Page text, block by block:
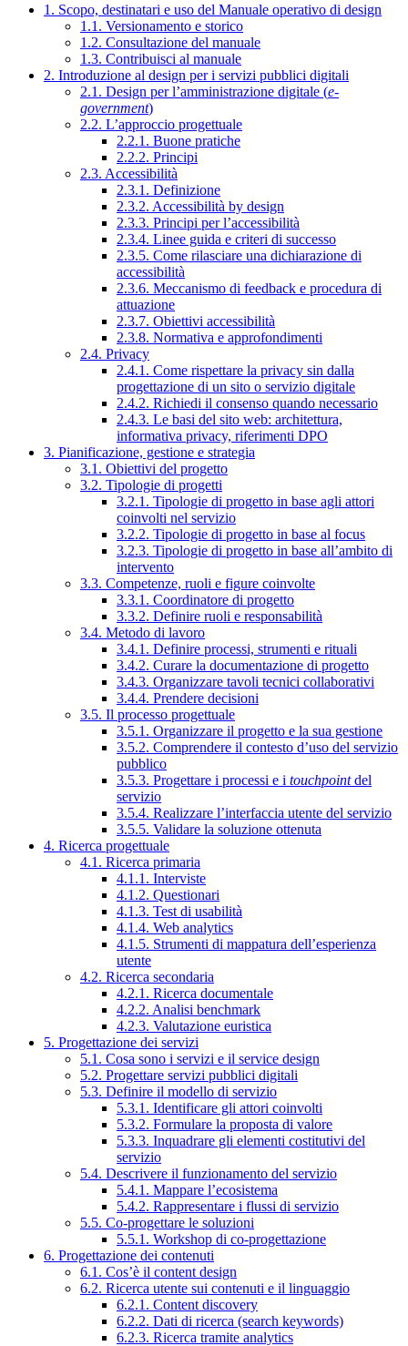
1. Scopo, destinatari e uso del Manuale operativo di design
1.1. Versionamento e storico
1.2. Consultazione del manuale
1.3. Contribuisci al manuale
2. Introduzione al design per i servizi pubblici digitali
2.1. Design per l’amministrazione digitale (e-
government)
2.2. L’approccio progettuale
2.2.1. Buone pratiche
2.2.2. Principi
2.3. Accessibilità
2.3.1. Definizione
2.3.2. Accessibilità by design
2.3.3. Principi per l’accessibilità
2.3.4. Linee guida e criteri di successo
2.3.5. Come rilasciare una dichiarazione di
accessibilità
2.3.6. Meccanismo di feedback e procedura di
attuazione
2.3.7. Obiettivi accessibilità
2.3.8. Normativa e approfondimenti
2.4. Privacy
2.4.1. Come rispettare la privacy sin dalla
progettazione di un sito o servizio digitale
2.4.2. Richiedi il consenso quando necessario
2.4.3. Le basi del sito web: architettura,
informativa privacy, riferimenti DPO
3. Pianificazione, gestione e strategia
3.1. Obiettivi del progetto
3.2. Tipologie di progetti
3.2.1. Tipologie di progetto in base agli attori
coinvolti nel servizio
3.2.2. Tipologie di progetto in base al focus
3.2.3. Tipologie di progetto in base all’ambito di
intervento
3.3. Competenze, ruoli e figure coinvolte
3.3.1. Coordinatore di progetto
3.3.2. Definire ruoli e responsabilità
3.4. Metodo di lavoro
3.4.1. Definire processi, strumenti e rituali
3.4.2. Curare la documentazione di progetto
3.4.3. Organizzare tavoli tecnici collaborativi
3.4.4. Prendere decisioni
3.5. Il processo progettuale
3.5.1. Organizzare il progetto e la sua gestione
3.5.2. Comprendere il contesto d’uso del servizio
pubblico
3.5.3. Progettare i processi e i touchpointdel
servizio
3.5.4. Realizzare l’interfaccia utente del servizio
3.5.5. Validare la soluzione ottenuta
4. Ricerca progettuale
4.1. Ricerca primaria
4.1.1. Interviste
4.1.2. Questionari
4.1.3. Test di usabilità
4.1.4. Web analytics
4.1.5. Strumenti di mappatura dell’esperienza
utente
4.2. Ricerca secondaria
4.2.1. Ricerca documentale
4.2.2. Analisi benchmark
4.2.3. Valutazione euristica
5. Progettazione dei servizi
5.1. Cosa sono i servizi e il service design
5.2. Progettare servizi pubblici digitali
5.3. Definire il modello di servizio
5.3.1. Identificare gli attori coinvolti
5.3.2. Formulare la proposta di valore
5.3.3. Inquadrare gli elementi costitutivi del
servizio
5.4. Descrivere il funzionamento del servizio
5.4.1. Mappare l’ecosistema
5.4.2. Rappresentare i flussi di servizio
5.5. Co-progettare le soluzioni
5.5.1. Workshop di co-progettazione
6. Progettazione dei contenuti
6.1. Cos’è il content design
6.2. Ricerca utente sui contenuti e il linguaggio
6.2.1. Content discovery
6.2.2. Dati di ricerca (search keywords)
6.2.3. Ricerca tramite analytics